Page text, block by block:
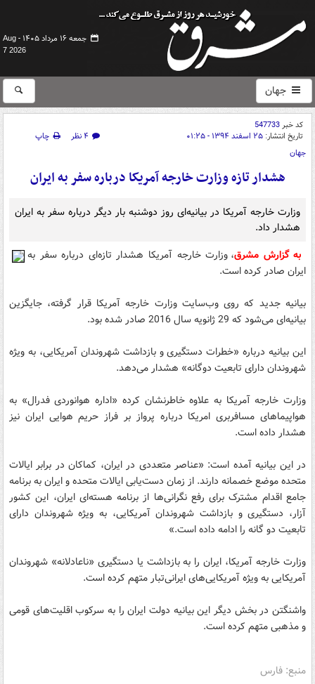
جمعه ۱۶ مرداد ۱۴۰۵ -
Aug
7 2026
جهان
کد خبر547733
تاریخ انتشار: ۲۵ اسفند ۱۳۹۴ - ۰۱:۲۵ ۴ نظر
چاپ
جهان
هشدار تازه‌ وزارت خارجه آمریکا درباره سفر به ایران
وزارت خارجه آمریکا در بیانیه‌ای روز دوشنبه بار دیگر درباره سفر به ایران
هشدار داد.
به گزارش مشرق، وزارت خارجه آمریکا هشدار تازه‌ای درباره سفر به
ایران صادر کرده است.
بیانیه جدید که روی وب‌سایت وزارت خارجه آمریکا قرار گرفته، جایگزین
بیانیه‌ای می‌شود که 29 ژانویه سال 2016 صادر شده بود.
این بیانیه درباره «خطرات دستگیری و بازداشت شهروندان آمریکایی، به ویژه
شهروندان دارای تابعیت دوگانه» هشدار می‌دهد.
وزارت خارجه آمریکا به علاوه خاطرنشان کرده «اداره هوانوردی فدرال» به
هواپیماهای مسافربری امریکا درباره پرواز بر فراز حریم هوایی ایران نیز
هشدار داده است.
در این بیانیه آمده است: «عناصر متعددی در ایران، کماکان در برابر ایالات
متحده موضع خصمانه دارند. از زمان دست‌یابی ایالات متحده و ایران به برنامه
جامع اقدام مشترک برای رفع نگرانی‌ها از برنامه هسته‌ای ایران، این کشور
آزار، دستگیری و بازداشت شهروندان آمریکایی، به ویژه شهروندان دارای
تابعیت دو گانه را ادامه داده است.»
وزارت خارجه آمریکا، ایران را به بازداشت یا دستگیری «ناعادلانه» شهروندان
آمریکایی به ویژه آمریکایی‌های ایرانی‌تبار متهم کرده است.
واشنگتن در بخش دیگر این بیانیه دولت ایران را به سرکوب اقلیت‌های قومی
و مذهبی متهم کرده است.
منبع: فارس